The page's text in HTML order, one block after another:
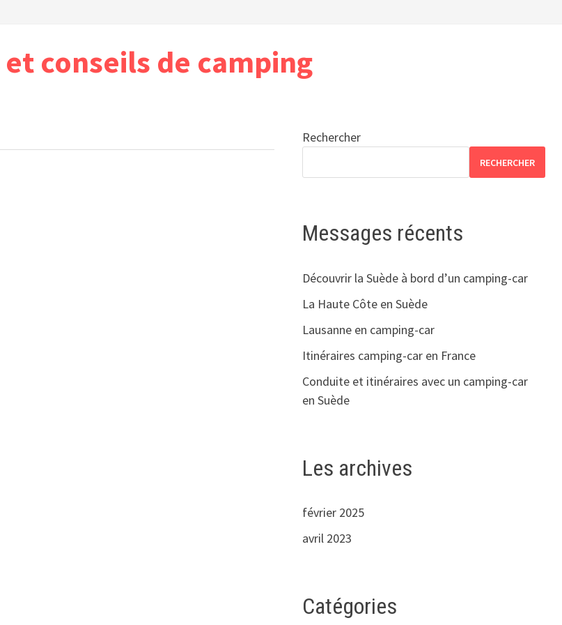
conseils de camping
Rechercher
RECHERCHER
Messages récents
Découvrir la Suède à bord d’un camping-car
La Haute Côte en Suède
Lausanne en camping-car
Itinéraires camping-car en France
Conduite et itinéraires avec un camping-car
en Suède
Les archives
février 2025
avril 2023
Catégories